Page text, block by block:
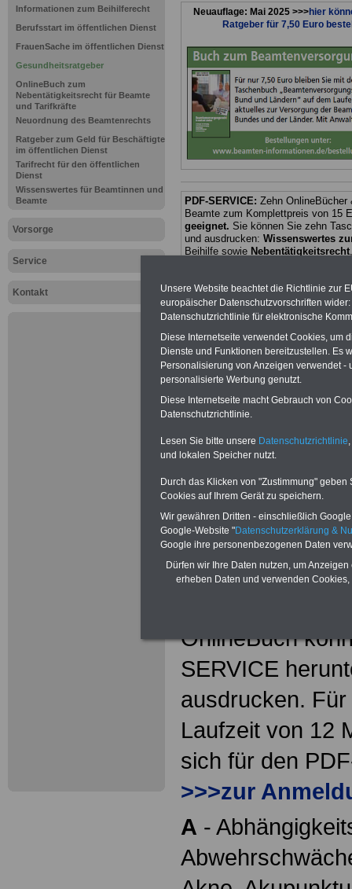
Informationen zum Beihilferecht
Berufsstart im öffentlichen Dienst
FrauenSache im öffentlichen Dienst
Gesundheitsratgeber
OnlineBuch zum
Nebentätigkeitsrecht für Beamte
und Tarifkräfte
Neuordnung des Beamtenrechts
Ratgeber zum Geld für Beschäftigte
im öffentlichen Dienst
Tarifrecht für den öffentlichen
Dienst
Wissenswertes für Beamtinnen und
Beamte
Vorsorge
Service
Kontakt
Neuauflage: Mai 2025 >>>hier
Ratgeber für 7,50 Euro
PDF-SERVICE: Zehn
Beamte zum Komplettpreis von 15
geeignet. Sie können Sie zehn
und ausdrucken: Wissenswertes
Beihilfe sowie Nebentätigkeitsrecht
amtsangemessener Alimentation
Teilweise 5-stellige
Post, Telekom und Postbank)
amtsangemessen Alimentation
Hier die
abschließen!
Das
Z" ist nach dem
bietet Ihnen die
OnlineBuch
SERVICE
ausdrucken.
Laufzeit von 12
sich für den
>>>zur
A -
Unsere Website beachtet die Richtlinie zur
europäischer Datenschutzvorschriften
Datenschutzrichtlinie für elektronische
Diese Internetseite verwendet Cookies, um
Dienste und Funktionen bereitzustellen. Es
Personalisierung von Anzeigen verwendet
personalisierte Werbung genutzt.
Diese Internetseite macht Gebrauch von
Datenschutzrichtlinie.
Lesen Sie bitte unsere Datenschutzrichtlinie
und lokalen Speicher nutzt.
Durch das Klicken von "Zustimmung"
Cookies auf Ihrem Gerät zu speichern.
Wir gewähren Dritten - einschließlich
Google-Website "Datenschutzerklärung &
Google ihre personenbezogenen Daten
Dürfen wir Ihre Daten nutzen, um
erheben Daten und verwenden